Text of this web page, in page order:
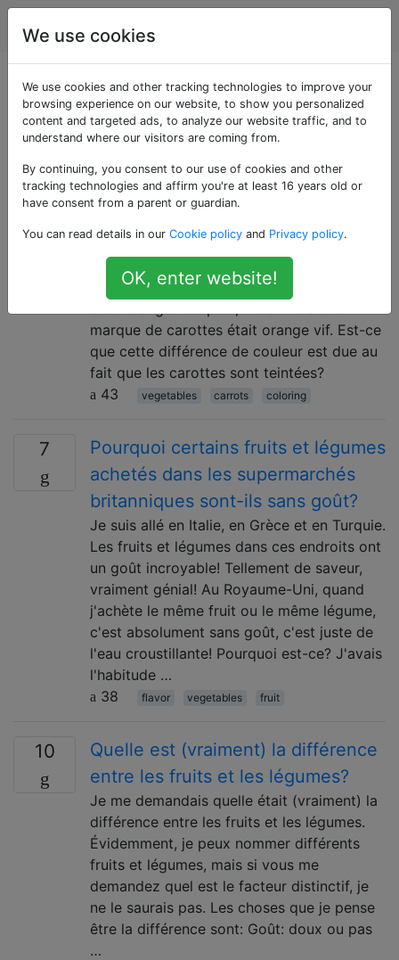
Cuisine
Questions marquées
«vegetables»
Du pois le plus humble à la courge la plus immense.
Les carottes sont-elles teintes en
orange?
J'étais au supermarché et j'ai remarqué
qu'une marque de carottes «biologiques»
marque de carottes était orange vif. Est-ce
que cette différence de couleur est due au
fait que les carottes sont teintées?
43
vegetables carrots coloring
7
Pourquoi certains fruits et légumes
achetés dans les supermarchés
britanniques sont-ils sans goût?
Je suis allé en Italie, en Grèce et en Turquie.
Les fruits et légumes dans ces endroits ont
un goût incroyable! Tellement de saveur,
vraiment génial! Au Royaume-Uni, quand
j'achète le même fruit ou le même légume,
c'est absolument sans goût, c'est juste de
l'eau croustillante! Pourquoi est-ce? J'avais
l'habitude …
38
flavor vegetables fruit
10
Quelle est (vraiment) la différence
entre les fruits et les légumes?
Je me demandais quelle était (vraiment) la
différence entre les fruits et les légumes.
Évidemment, je peux nommer différents
fruits et légumes, mais si vous me
demandez quel est le facteur distinctif, je
ne le saurais pas. Les choses que je pense
être la différence sont: Goût: doux ou pas
…
We use cookies
We use cookies and other tracking technologies to improve your
browsing experience on our website, to show you personalized
content and targeted ads, to analyze our website traffic, and to
understand where our visitors are coming from.
By continuing, you consent to our use of cookies and other
tracking technologies and affirm you're at least 16 years old or
have consent from a parent or guardian.
You can read details in our Cookie policy and Privacy policy.
OK, enter website!